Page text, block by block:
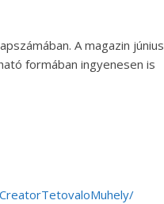
A magazin június
formában ingyenesen is